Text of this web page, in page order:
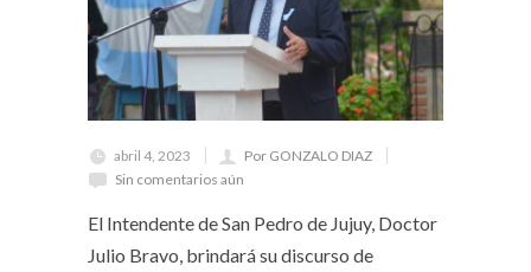
abril 4, 2023
Por GONZALO DIAZ
Sin comentarios aún
El Intendente de San Pedro de Jujuy, Doctor
Julio Bravo, brindará su discurso de